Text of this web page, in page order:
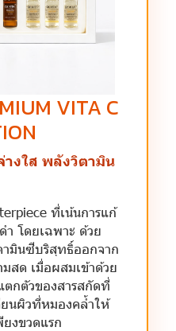
VITA C
งใส พลังวิตามิน
ที่เน้นการแก้
โดยเฉพาะ ด้วย
มินซีบริสุทธิ์ออกจาก
สด เมื่อผสมเข้าด้วย
ตกตัวของสารสกัดที่
นผิวที่หมองคล้ำให้
งขวดแรก